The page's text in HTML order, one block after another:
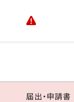
届出・申請書